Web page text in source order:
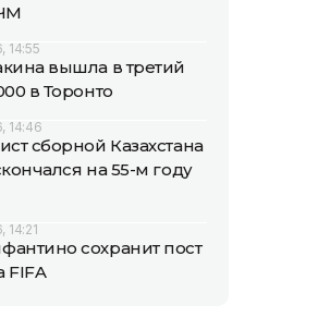
14:55
вышла в третий
в Торонто
14:46
сборной Казахстана
на 55-м году
14:21
сохранит пост
FIFA